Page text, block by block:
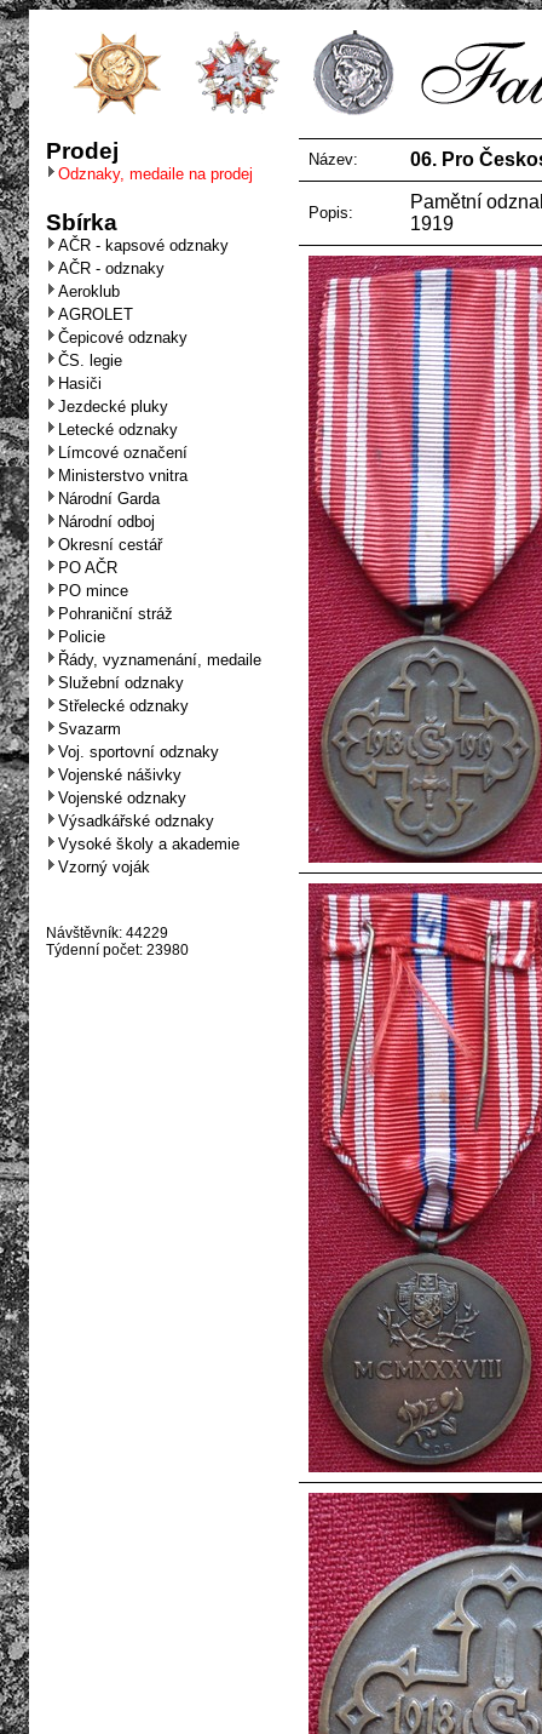
Prodej
Odznaky, medaile na prodej
Sbírka
AČR - kapsové odznaky
AČR - odznaky
Aeroklub
AGROLET
Čepicové odznaky
ČS. legie
Hasiči
Jezdecké pluky
Letecké odznaky
Límcové označení
Ministerstvo vnitra
Národní Garda
Národní odboj
Okresní cestář
PO AČR
PO mince
Pohraniční stráž
Policie
Řády, vyznamenání, medaile
Služební odznaky
Střelecké odznaky
Svazarm
Voj. sportovní odznaky
Vojenské nášivky
Vojenské odznaky
Výsadkářské odznaky
Vysoké školy a akademie
Vzorný voják
Návštěvník: 44229
Týdenní počet: 23980
Název: 06. Pro
Popis:
Pamětní
1919